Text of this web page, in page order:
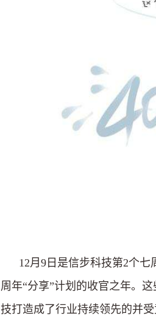
12月9日是信步科技第2个七
周年“分享”计划的收官之年。
技打造成了行业持续领先的并